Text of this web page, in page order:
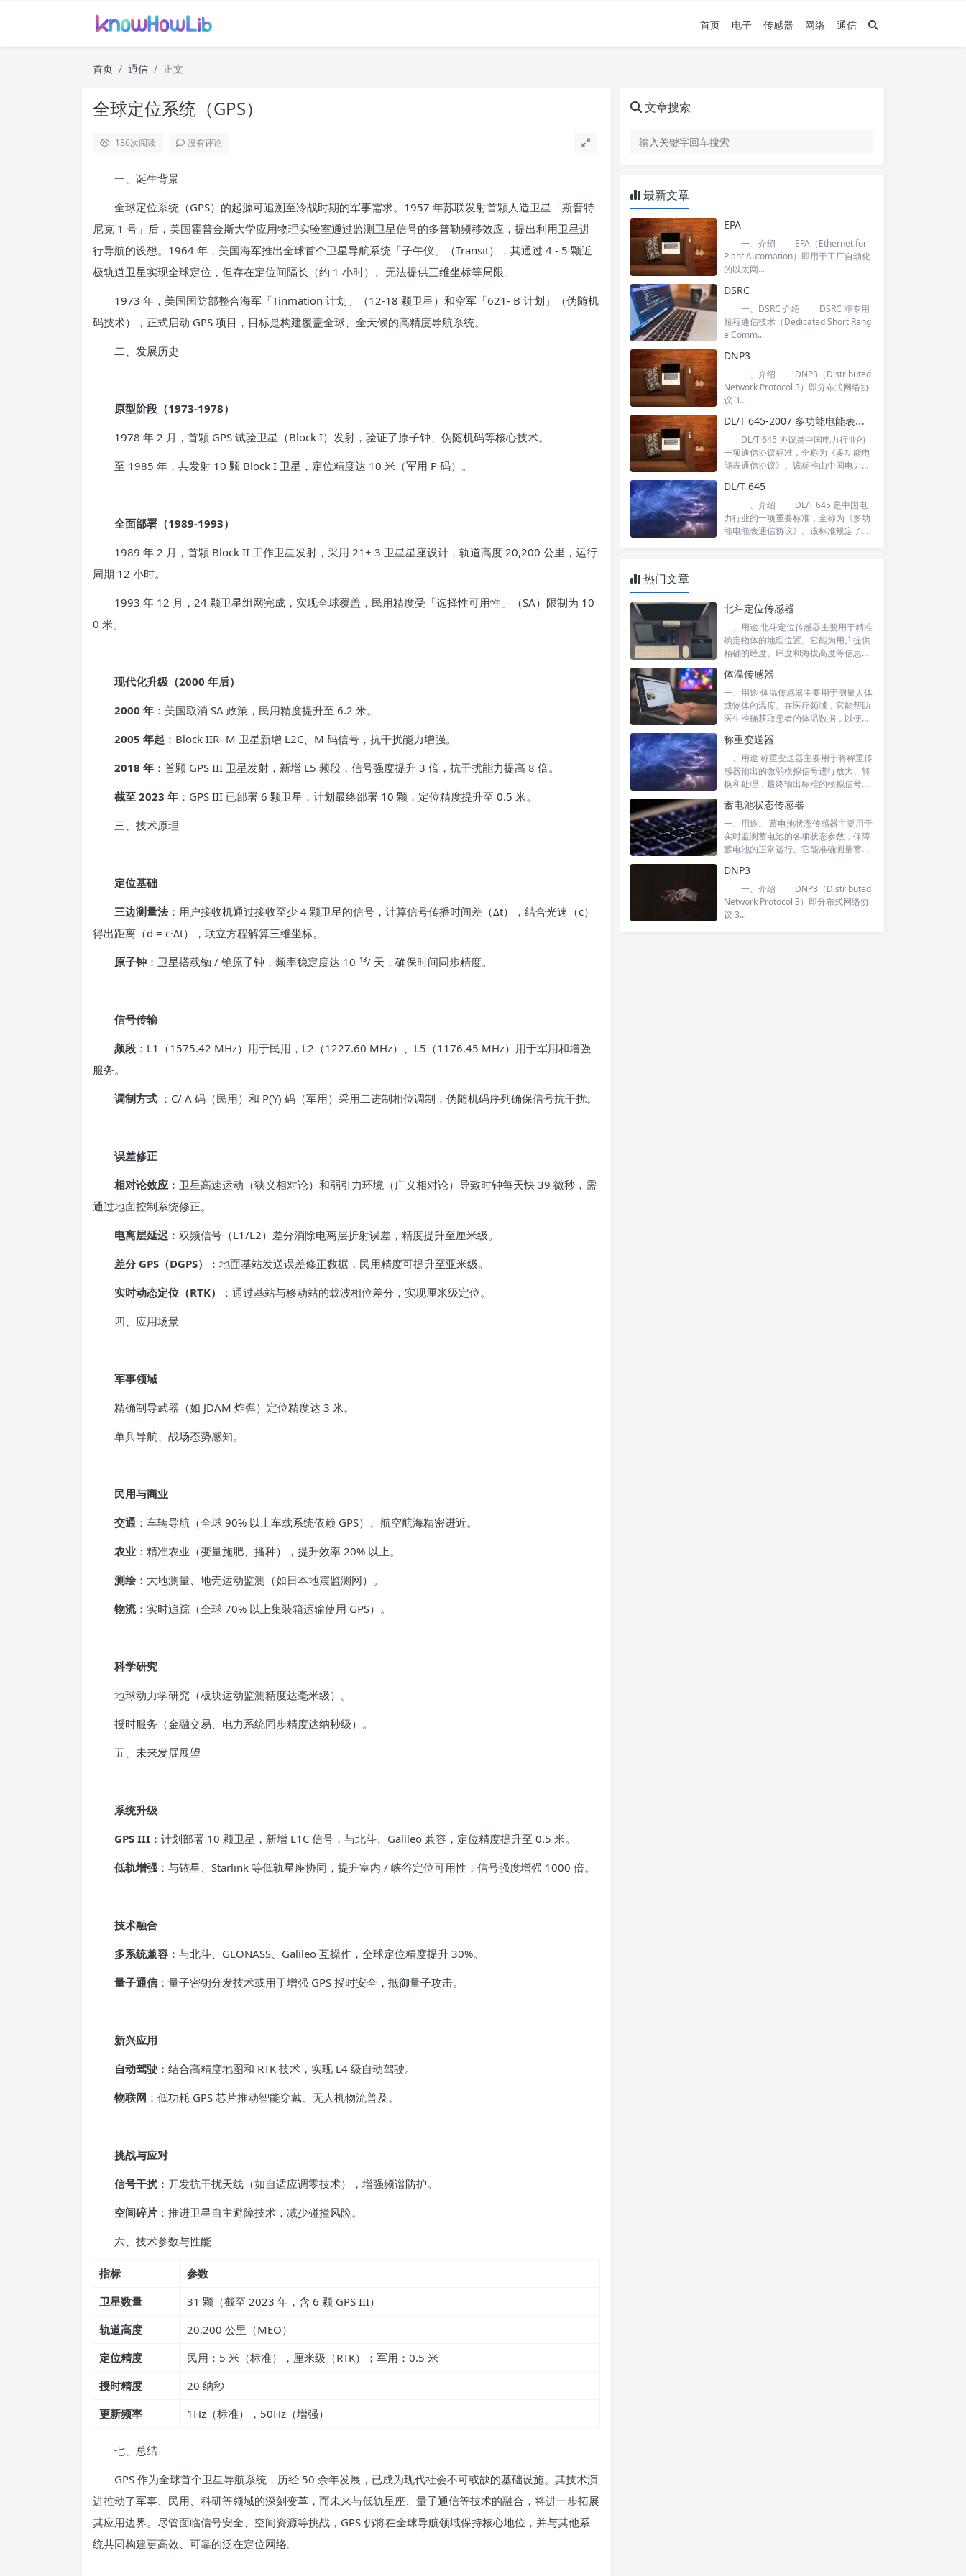
首页 电子 传感器 网络 通信
首页 通信 正文
全球定位系统（GPS）
136次阅读 没有评论
一、诞生背景
全球定位系统（GPS）的起源可追溯至冷战时期的军事需求。1957 年苏联发射首颗人造卫星「斯普特
尼克 1 号」后，美国霍普金斯大学应用物理实验室通过监测卫星信号的多普勒频移效应，提出利用卫星进
行导航的设想。1964 年，美国海军推出全球首个卫星导航系统「子午仪」（Transit），其通过 4 - 5 颗近
极轨道卫星实现全球定位，但存在定位间隔长（约 1 小时）、无法提供三维坐标等局限。
1973 年，美国国防部整合海军「Tinmation 计划」（12-18 颗卫星）和空军「621- B 计划」（伪随机
码技术），正式启动 GPS 项目，目标是构建覆盖全球、全天候的高精度导航系统。
二、发展历史
原型阶段（1973-1978）
1978 年 2 月，首颗 GPS 试验卫星（Block I）发射，验证了原子钟、伪随机码等核心技术。
至 1985 年，共发射 10 颗 Block I 卫星，定位精度达 10 米（军用 P 码）。
全面部署（1989-1993）
1989 年 2 月，首颗 Block II 工作卫星发射，采用 21+ 3 卫星星座设计，轨道高度 20,200 公里，运行
周期 12 小时。
1993 年 12 月，24 颗卫星组网完成，实现全球覆盖，民用精度受「选择性可用性」（SA）限制为 10
0 米。
现代化升级（2000 年后）
2000 年 ：美国取消 SA 政策，民用精度提升至 6.2 米。
2005 年起 ：Block IIR- M 卫星新增 L2C、M 码信号，抗干扰能力增强。
2018 年 ：首颗 GPS III 卫星发射，新增 L5 频段，信号强度提升 3 倍，抗干扰能力提高 8 倍。
截至 2023 年 ：GPS III 已部署 6 颗卫星，计划最终部署 10 颗，定位精度提升至 0.5 米。
三、技术原理
定位基础
三边测量法：用户接收机通过接收至少 4 颗卫星的信号，计算信号传播时间差（Δt），结合光速（c）
得出距离（d = c·Δt），联立方程解算三维坐标。
原子钟 ：卫星搭载铷 / 铯原子钟，频率稳定度达 10⁻¹³/ 天，确保时间同步精度。
信号传输
频段 ：L1（1575.42 MHz）用于民用，L2（1227.60 MHz）、L5（1176.45 MHz）用于军用和增强
服务。
调制方式 ：C/ A 码（民用）和 P(Y) 码（军用）采用二进制相位调制，伪随机码序列确保信号抗干扰。
误差修正
相对论效应 ：卫星高速运动（狭义相对论）和弱引力环境（广义相对论）导致时钟每天快 39 微秒，需
通过地面控制系统修正。
电离层延迟 ：双频信号（L1/L2）差分消除电离层折射误差，精度提升至厘米级。
差分 GPS（DGPS）
：地面基站发送误差修正数据，民用精度可提升至亚米级。
实时动态定位（RTK）
：通过基站与移动站的载波相位差分，实现厘米级定位。
四、应用场景
军事领域
精确制导武器（如 JDAM 炸弹）定位精度达 3 米。
单兵导航、战场态势感知。
民用与商业
交通 ：车辆导航（全球 90% 以上车载系统依赖 GPS）、航空航海精密进近。
农业 ：精准农业（变量施肥、播种），提升效率 20% 以上。
测绘：大地测量、地壳运动监测（如日本地震监测网）。
物流：实时追踪（全球 70% 以上集装箱运输使用 GPS）。
科学研究
地球动力学研究（板块运动监测精度达毫米级）。
授时服务（金融交易、电力系统同步精度达纳秒级）。
五、未来发展展望
系统升级
GPS III ：计划部署 10 颗卫星，新增 L1C 信号，与北斗、Galileo 兼容，定位精度提升至 0.5 米。
低轨增强 ：与铱星、Starlink 等低轨星座协同，提升室内 / 峡谷定位可用性，信号强度增强 1000 倍。
技术融合
多系统兼容 ：与北斗、GLONASS、Galileo 互操作，全球定位精度提升 30%。
量子通信：量子密钥分发技术或用于增强 GPS 授时安全，抵御量子攻击。
新兴应用
自动驾驶 ：结合高精度地图和 RTK 技术，实现 L4 级自动驾驶。
物联网 ：低功耗 GPS 芯片推动智能穿戴、无人机物流普及。
挑战与应对
信号干扰：开发抗干扰天线（如自适应调零技术），增强频谱防护。
空间碎片 ：推进卫星自主避障技术，减少碰撞风险。
六、技术参数与性能
指标
参数
卫星数量
31 颗（截至 2023 年，含 6 颗 GPS III）
轨道高度
20,200 公里（MEO）
定位精度
民用：5 米（标准），厘米级（RTK）；军用：0.5 米
授时精度
20 纳秒
更新频率
1Hz（标准），50Hz（增强）
七、总结
GPS 作为全球首个卫星导航系统，历经 50 余年发展，已成为现代社会不可或缺的基础设施。其技术演
进推动了军事、民用、科研等领域的深刻变革，而未来与低轨星座、量子通信等技术的融合，将进一步拓展
其应用边界。尽管面临信号安全、空间资源等挑战，GPS 仍将在全球导航领域保持核心地位，并与其他系
统共同构建更高效、可靠的泛在定位网络。
文章搜索
最新文章
EPA
一、介绍 EPA（Ethernet for
Plant Automation）即用于工厂自动化
的以太网...
DSRC
一、DSRC 介绍 DSRC 即专用
短程通信技术（Dedicated Short Rang
e Comm...
DNP3
一、介绍 DNP3（Distributed
Network Protocol 3）即分布式网络协
议 3...
DL/T 645-2007 多功能电能表通信协议
DL/T 645 协议是中国电力行业的
一项通信协议标准，全称为《多功能电
能表通信协议》。该标准由中国电力
DL/T 645
一、介绍 DL/T 645 是中国电
力行业的一项重要标准，全称为《多功
能电能表通信协议》。该标准规定了...
热门文章
北斗定位传感器
一、用途 北斗定位传感器主要用于精准
确定物体的地理位置。它能为用户提供
精确的经度、纬度和海拔高度等信息。
体温传感器
一、用途 体温传感器主要用于测量人体
或物体的温度。在医疗领域，它能帮助
医生准确获取患者的体温数据，以便诊
称重变送器
一、用途 称重变送器主要用于将称重传
感器输出的微弱模拟信号进行放大、转
换和处理，最终输出标准的模拟信号
蓄电池状态传感器
一、用途。 蓄电池状态传感器主要用于
实时监测蓄电池的各项状态参数，保障
蓄电池的正常运行。它能准确测量蓄电
DNP3
一、介绍 DNP3（Distributed
Network Protocol 3）即分布式网络协
议 3...